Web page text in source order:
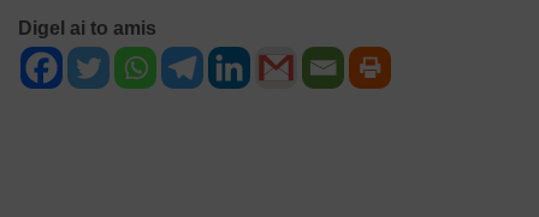
Digel ai to amis